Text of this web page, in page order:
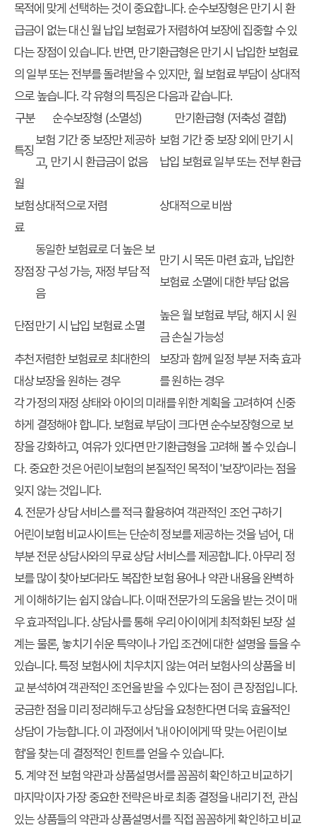
목적에 맞게 선택하는 것이 중요합니다. 순수보장형은 만기 시 환
급금이 없는 대신 월 납입 보험료가 저렴하여 보장에 집중할 수 있
다는 장점이 있습니다. 반면, 만기환급형은 만기 시 납입한 보험료
의 일부 또는 전부를 돌려받을 수 있지만, 월 보험료 부담이 상대적
으로 높습니다. 각 유형의 특징은 다음과 같습니다.
구분
순수보장형 (소멸성) 만기환급형 (저축성 결합)
특징
보험 기간 중 보장만 제공하
고, 만기 시 환급금이 없음
보험 기간 중 보장 외에 만기 시
납입 보험료 일부 또는 전부 환급
월
보험
료
상대적으로 저렴 상대적으로 비쌈
장점
동일한 보험료로 더 높은 보
장 구성 가능, 재정 부담 적
음
만기 시 목돈 마련 효과, 납입한
보험료 소멸에 대한 부담 없음
단점만기 시 납입 보험료 소멸
높은 월 보험료 부담, 해지 시 원
금 손실 가능성
추천
대상
저렴한 보험료로 최대한의
보장을 원하는 경우
보장과 함께 일정 부분 저축 효과
를 원하는 경우
각 가정의 재정 상태와 아이의 미래를 위한 계획을 고려하여 신중
하게 결정해야 합니다. 보험료 부담이 크다면 순수보장형으로 보
장을 강화하고, 여유가 있다면 만기환급형을 고려해 볼 수 있습니
다. 중요한 것은 어린이보험의 본질적인 목적이 '보장'이라는 점을
잊지 않는 것입니다.
4. 전문가 상담 서비스를 적극 활용하여 객관적인 조언 구하기
어린이보험 비교사이트는 단순히 정보를 제공하는 것을 넘어, 대
부분 전문 상담사와의 무료 상담 서비스를 제공합니다. 아무리 정
보를 많이 찾아보더라도 복잡한 보험 용어나 약관 내용을 완벽하
게 이해하기는 쉽지 않습니다. 이때 전문가의 도움을 받는 것이 매
우 효과적입니다. 상담사를 통해 우리 아이에게 최적화된 보장 설
계는 물론, 놓치기 쉬운 특약이나 가입 조건에 대한 설명을 들을 수
있습니다. 특정 보험사에 치우치지 않는 여러 보험사의 상품을 비
교 분석하여 객관적인 조언을 받을 수 있다는 점이 큰 장점입니다.
궁금한 점을 미리 정리해두고 상담을 요청한다면 더욱 효율적인
상담이 가능합니다. 이 과정에서 '내 아이에게 딱 맞는 어린이보
험'을 찾는 데 결정적인 힌트를 얻을 수 있습니다.
5. 계약 전 보험 약관과 상품설명서를 꼼꼼히 확인하고 비교하기
마지막이자 가장 중요한 전략은 바로 최종 결정을 내리기 전, 관심
있는 상품들의 약관과 상품설명서를 직접 꼼꼼하게 확인하고 비교